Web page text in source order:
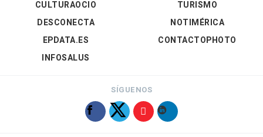
CULTURAOCIO
DESCONECTA
EPDATA.ES
INFOSALUS
TURISMO
NOTIMÉRICA
CONTACTOPHOTO
SÍGUENOS